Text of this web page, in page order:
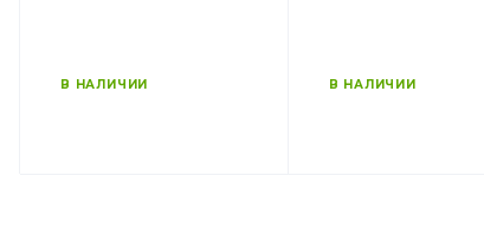
В НАЛИЧИИ В НАЛИЧИИ